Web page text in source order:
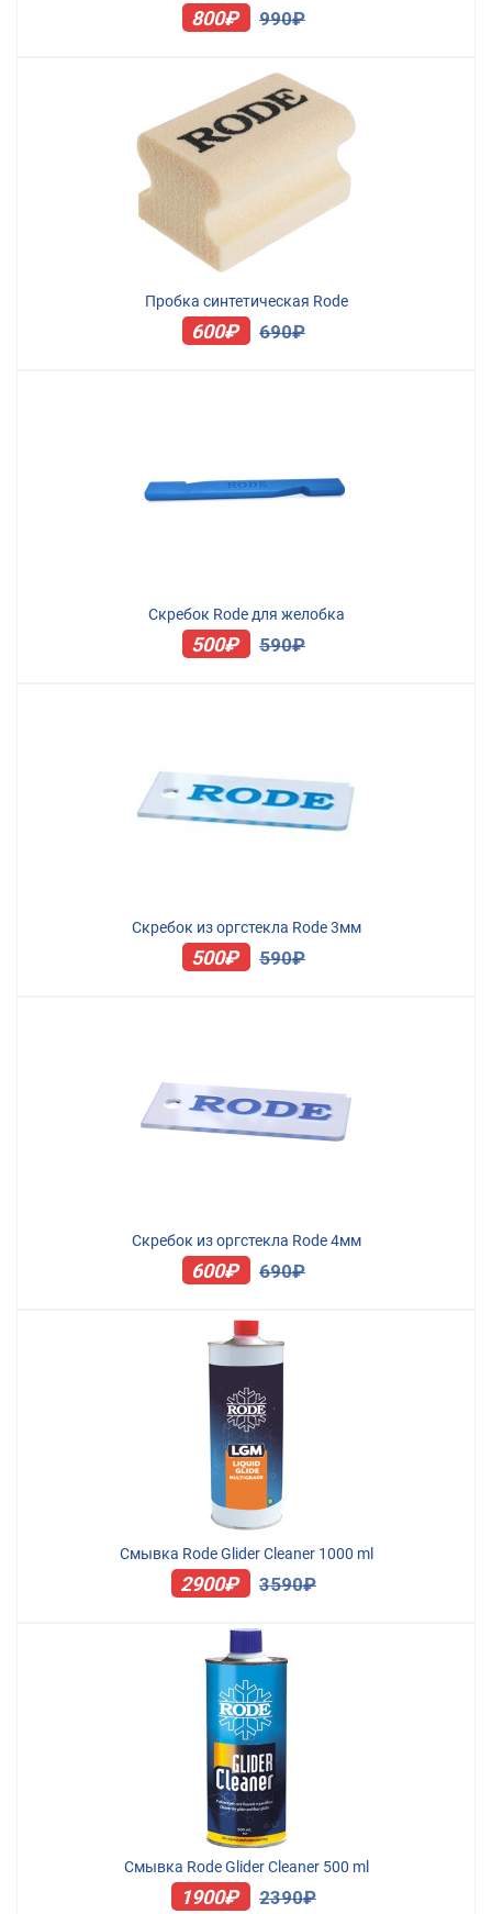
800₽ 990₽
Пробка синтетическая Rode
600₽ 690₽
Скребок Rode для желобка
500₽ 590₽
Скребок из оргстекла Rode 3мм
500₽ 590₽
Скребок из оргстекла Rode 4мм
600₽ 690₽
Смывка Rode Glider Cleaner 1000 ml
2900₽ 3590₽
Смывка Rode Glider Cleaner 500 ml
1900₽ 2390₽